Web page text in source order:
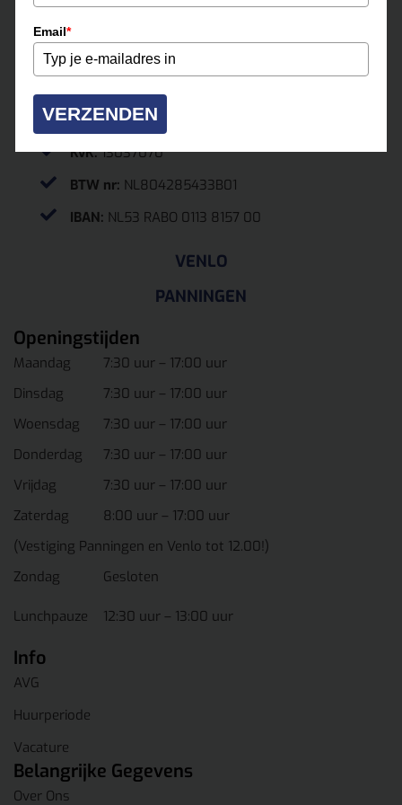
VENLO
PANNINGEN
0475-331500
roermond@multihuur.nl
Jules Breukersstraat 15-17
6041 BP Roermond
KvK.13037070
BTW nr: NL804285433B01
IBAN: NL53 RABO 0113 8157 00
Openingstijden
Maandag
7:30 uur – 17:00 uur
Dinsdag
7:30 uur – 17:00 uur
Woensdag
7:30 uur – 17:00 uur
Donderdag
7:30 uur – 17:00 uur
Vrijdag
7:30 uur – 17:00 uur
Zaterdag
8:00 uur – 17:00 uur
(Vestiging Panningen en Venlo tot 12.00!)
Zondag
Gesloten
Lunchpauze 12:30 uur – 13:00 uur
Info
AVG
Huurperiode
Vacature
Belangrijke Gegevens
Over Ons
Email*
VERZENDEN